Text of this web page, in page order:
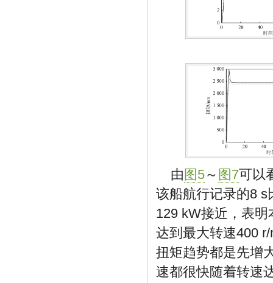
由 图5～ 图7可以
该船航行记录的8 s
129 kW接近，表
达到最大转速400
扭矩趋势都是先增
速都很快随着转速